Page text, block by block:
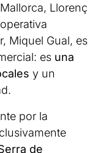
Llorenç
Miquel Gual, es
es una
y un
por la
de